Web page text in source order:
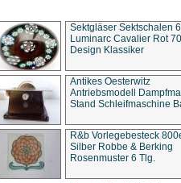
Sektgläser Sektschalen
Luminarc Cavalier Rot
Design Klassiker
Antikes Oesterwitz
Antriebsmodell
Stand Schleifmaschine
R&b Vorlegebesteck
Silber Robbe & Berking
Rosenmuster 6 Tlg.